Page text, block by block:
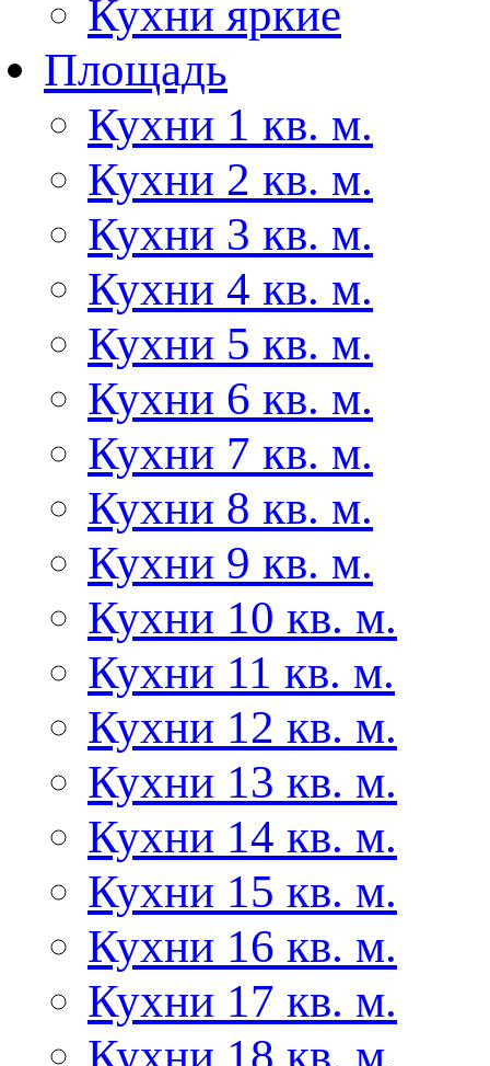
Кухни яркие
Площадь
Кухни 1 кв. м.
Кухни 2 кв. м.
Кухни 3 кв. м.
Кухни 4 кв. м.
Кухни 5 кв. м.
Кухни 6 кв. м.
Кухни 7 кв. м.
Кухни 8 кв. м.
Кухни 9 кв. м.
Кухни 10 кв. м.
Кухни 11 кв. м.
Кухни 12 кв. м.
Кухни 13 кв. м.
Кухни 14 кв. м.
Кухни 15 кв. м.
Кухни 16 кв. м.
Кухни 17 кв. м.
Кухни 18 кв. м.